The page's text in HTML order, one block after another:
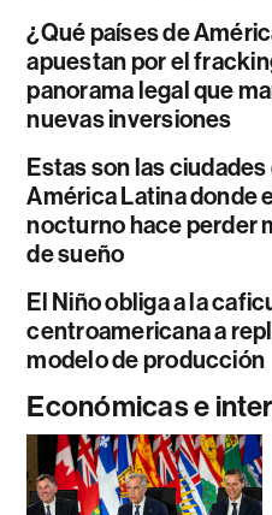
¿Qué países de
apuestan por el
panorama legal que
nuevas inversiones
Estas son las ciudades
América Latina donde
nocturno hace perder
de sueño
El Niño obliga a la
centroamericana a
modelo de producción
Económicas e